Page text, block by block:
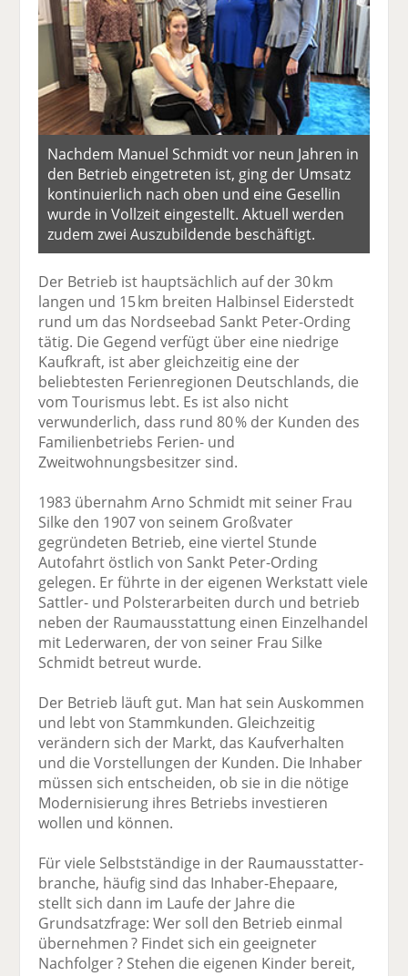
Nachdem Manuel Schmidt vor neun Jahren in
den Betrieb eingetreten ist, ging der Umsatz
kontinuierlich nach oben und eine Gesellin
wurde in Vollzeit eingestellt. Aktuell werden
zudem zwei Auszubildende beschäftigt.
Der Betrieb ist hauptsächlich auf der 30 km
langen und 15 km breiten Halbinsel Eiderstedt
rund um das Nordseebad Sankt Peter-Ording
tätig. Die Gegend verfügt über eine niedrige
Kaufkraft, ist aber gleichzeitig eine der
beliebtesten Ferienregionen Deutschlands, die
vom Tourismus lebt. Es ist also nicht
verwunderlich, dass rund 80 % der Kunden des
Familienbetriebs Ferien- und
Zweitwohnungsbesitzer sind.
1983 übernahm Arno Schmidt mit seiner Frau
Silke den 1907 von seinem Großvater
gegründeten Betrieb, eine viertel Stunde
Autofahrt östlich von Sankt Peter-Ording
gelegen. Er führte in der eigenen Werkstatt viele
Sattler- und Polsterarbeiten durch und betrieb
neben der Raumausstattung einen Einzelhandel
mit Lederwaren, der von seiner Frau Silke
Schmidt betreut wurde.
Der Betrieb läuft gut. Man hat sein Aus­kommen
und lebt von Stammkunden. Gleichzeitig
verändern sich der Markt, das Kauf­verhalten
und die Vorstellungen der Kunden. Die Inhaber
müssen sich ent­scheiden, ob sie in die nötige
Modernisierung ihres Betriebs investieren
wollen und können.
Für viele Selbstständige in der Raumausstatter­
branche, häufig sind das Inhaber-­Ehepaare,
stellt sich dann im Laufe der Jahre die
Grundsatzfrage: Wer soll den Betrieb einmal
übernehmen ? Findet sich ein geeigneter
Nachfolger ? Stehen die eigenen Kinder bereit,